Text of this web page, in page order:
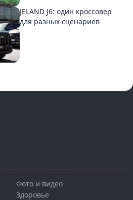
JELAND J6: один кроссовер
для разных сценариев
Фото и видео
Здоровье